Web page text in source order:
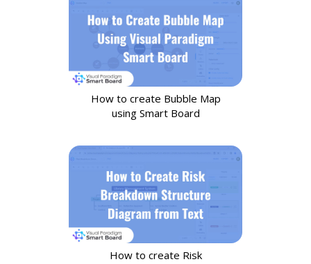
How to create Bubble Map
using Smart Board
How to create Risk